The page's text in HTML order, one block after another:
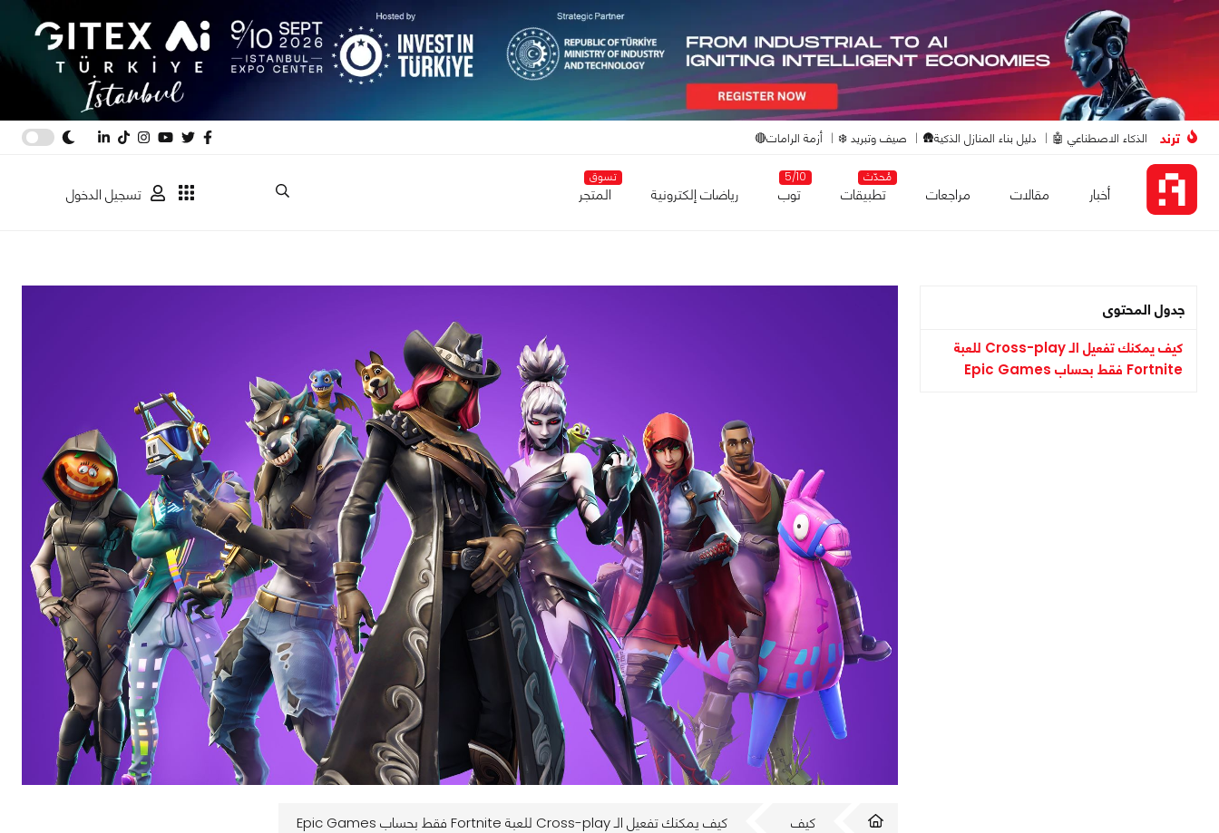
ترند الذكاء الاصطناعي 🤖 دليل بناء المنازل الذكية🛖 صيف وتبريد ❄️ أزمة الرامات🔴
أخبار مقالات مراجعات
مُحدّث
تطبيقات
5/10
توب رياضات إلكترونية
تسوق
المتجر تسجيل الدخول
جدول المحتوى
كيف يمكنك تفعيل الـ Cross-play للعبة
Fortnite فقط بحساب Epic Games
كيف كيف يمكنك تفعيل الـ Cross-play للعبة Fortnite فقط بحساب Epic Games